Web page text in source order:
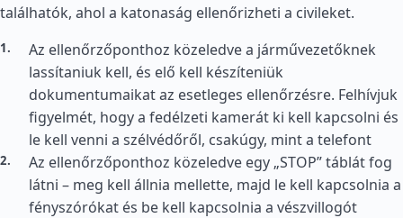
találhatók, ahol a katonaság ellenőrizheti a civileket.
Az ellenőrzőponthoz közeledve a járművezetőknek
lassítaniuk kell, és elő kell készíteniük
dokumentumaikat az esetleges ellenőrzésre. Felhívjuk
figyelmét, hogy a fedélzeti kamerát ki kell kapcsolni és
le kell venni a szélvédőről, csakúgy, mint a telefont
Az ellenőrzőponthoz közeledve egy „STOP” táblát fog
látni – meg kell állnia mellette, majd le kell kapcsolnia a
fényszórókat és be kell kapcsolnia a vészvillogót